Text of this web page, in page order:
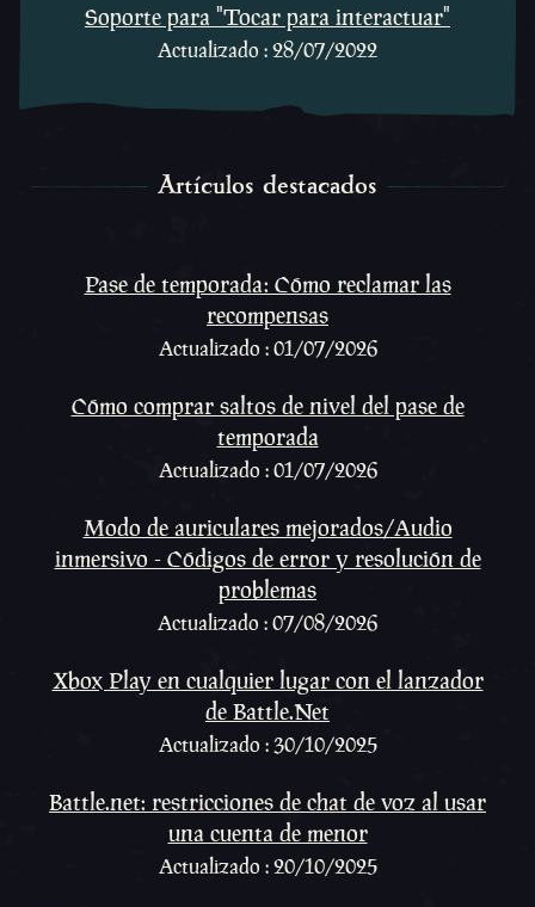
Soporte para "Tocar para interactuar"
Actualizado : 28/07/2022
Artículos destacados
Pase de temporada: Cómo reclamar las
recompensas
Actualizado : 01/07/2026
Cómo comprar saltos de nivel del pase de
temporada
Actualizado : 01/07/2026
Modo de auriculares mejorados/Audio
inmersivo - Códigos de error y resolución de
problemas
Actualizado : 07/08/2026
Xbox Play en cualquier lugar con el lanzador
de Battle.Net
Actualizado : 30/10/2025
Battle.net: restricciones de chat de voz al usar
una cuenta de menor
Actualizado : 20/10/2025